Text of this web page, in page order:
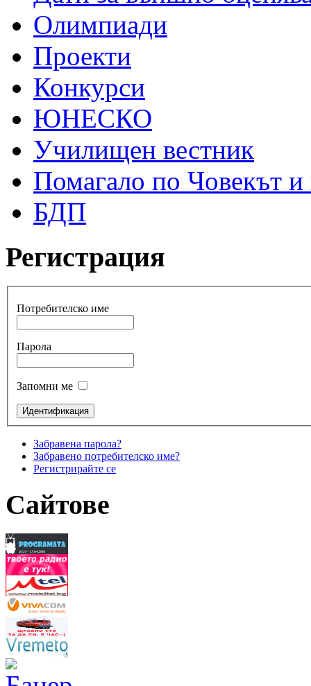
Олимпиади
Проекти
Конкурси
ЮНЕСКО
Училищен вестник
Помагало по Човекът и
БДП
Регистрация
Потребителско име
Парола
Запомни ме
Забравена парола?
Забравено потребителско име?
Регистрирайте се
Сайтове